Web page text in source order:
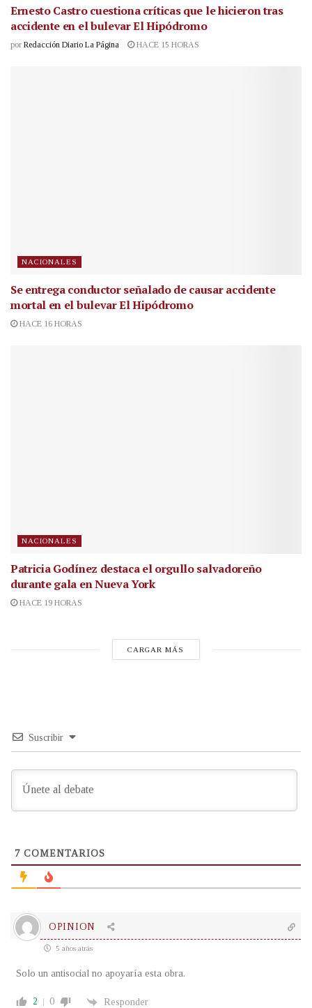
Ernesto Castro cuestiona críticas que le hicieron tras
accidente en el bulevar El Hipódromo
por Redacción Diario La Página HACE 15 HORAS
NACIONALES
Se entrega conductor señalado de causar accidente
mortal en el bulevar El Hipódromo
HACE 16 HORAS
NACIONALES
Patricia Godínez destaca el orgullo salvadoreño
durante gala en Nueva York
HACE 19 HORAS
CARGAR MÁS
Suscribir
7 COMENTARIOS
OPINION
5 años atrás
Solo un antisocial no apoyaría esta obra.
2 0 Responder